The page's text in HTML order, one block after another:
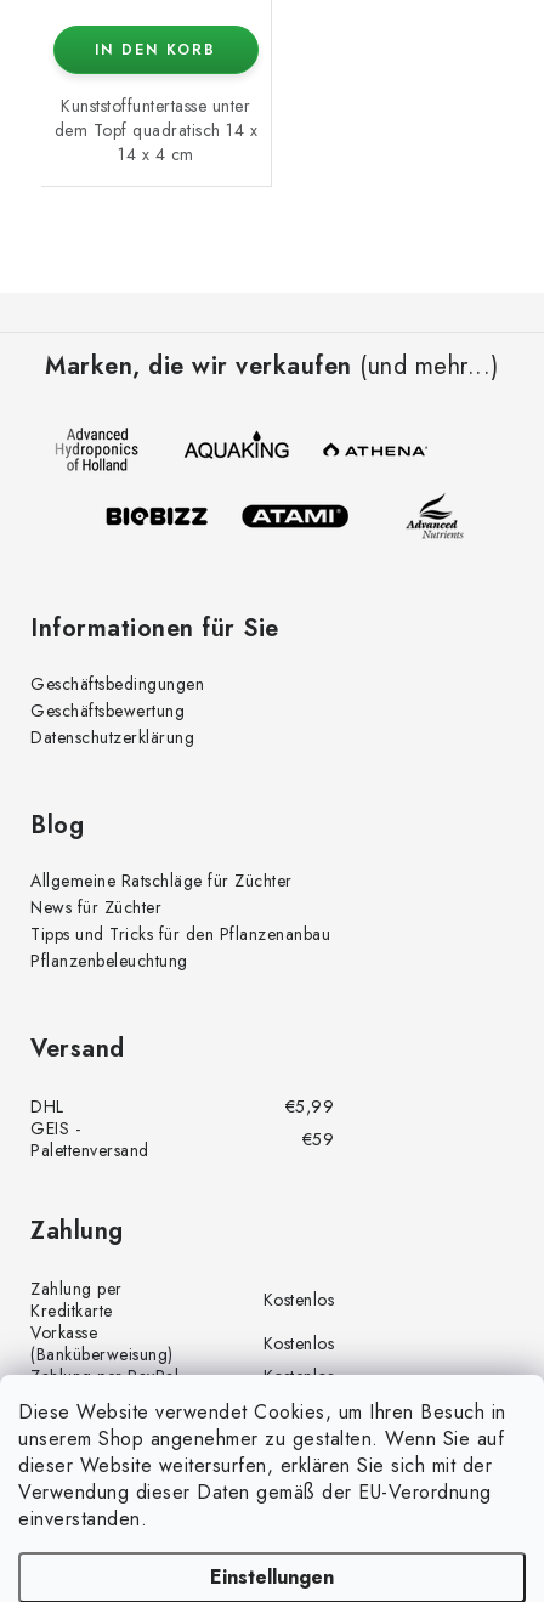
Diese Website verwendet Cookies, um Ihren Besuch in
unserem Shop angenehmer zu gestalten. Wenn Sie auf
dieser Website weitersurfen, erklären Sie sich mit der
Verwendung dieser Daten gemäß der EU-Verordnung
einverstanden.
Einstellungen
IN DEN KORB
Kunststoffuntertasse unter
dem Topf quadratisch 14 x
14 x 4 cm
Marken, die wir verkaufen (und mehr...)
Informationen für Sie
Geschäftsbedingungen
Geschäftsbewertung
Datenschutzerklärung
Blog
Allgemeine Ratschläge für Züchter
News für Züchter
Tipps und Tricks für den Pflanzenanbau
Pflanzenbeleuchtung
Versand
DHL
€5,99
GEIS -
Palettenversand
€59
Zahlung
Zahlung per
Kreditkarte
Kostenlos
Vorkasse
(Banküberweisung)
Kostenlos
Zahlung per PayPal
Kostenlos